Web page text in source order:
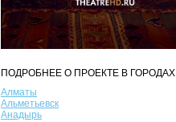
ПОДРОБНЕЕ О ПРОЕКТЕ В
Алматы
Альметьевск
Анадырь